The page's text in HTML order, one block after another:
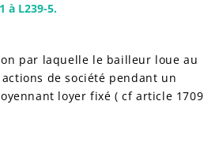
à L239-5.
par laquelle le bailleur loue au
de société pendant un
loyer fixé ( cf article 1709